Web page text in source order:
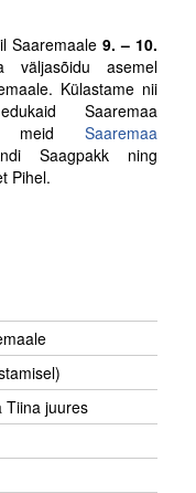
Saaremaale 9. – 10.
väljasõidu asemel
Külastame nii
Saaremaa
meid Saaremaa
Saagpakk ning
Pihel.
Tiina juures